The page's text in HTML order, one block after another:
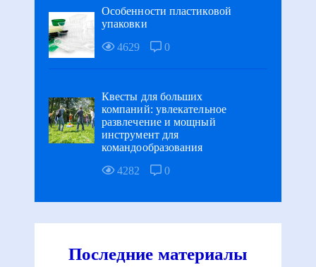
Особенности пластиковой
упаковки
4629
0
Квесты для больших
компаний: увлекательное
развлечение и мощный
инструмент для
командообразования
4282
0
Последние материалы